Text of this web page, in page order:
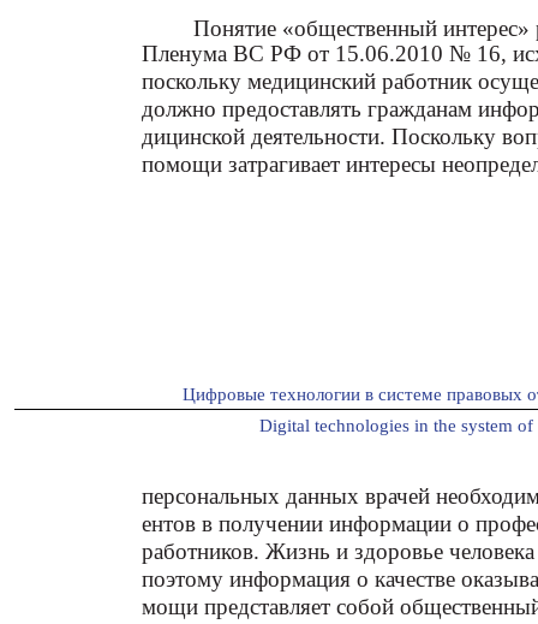
Понятие «общественный интерес»
Пленума ВС РФ от 15.06.2010 № 16,
поскольку медицинский работник
должно предоставлять гражданам
дицинской деятельности. Поскольку
помощи затрагивает интересы
Цифровые технологии в системе правовых
Digital technologies in the system
персональных данных врачей
ентов в получении информации о
работников. Жизнь и здоровье
поэтому информация о качестве
мощи представляет собой